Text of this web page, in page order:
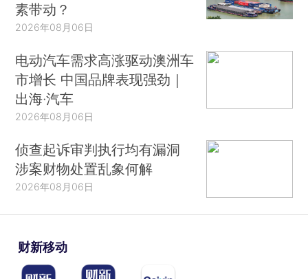
素带动？
2026年08月06日
电动汽车需求高涨驱动澳洲车
市增长 中国品牌表现强劲｜
出海·汽车
2026年08月06日
侦查起诉审判执行均有漏洞
涉案财物处置乱象何解
2026年08月06日
财新移动